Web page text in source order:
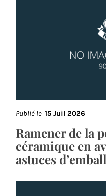
Publié le 15 Juil 2026
Ramener de la
céramique en
astuces